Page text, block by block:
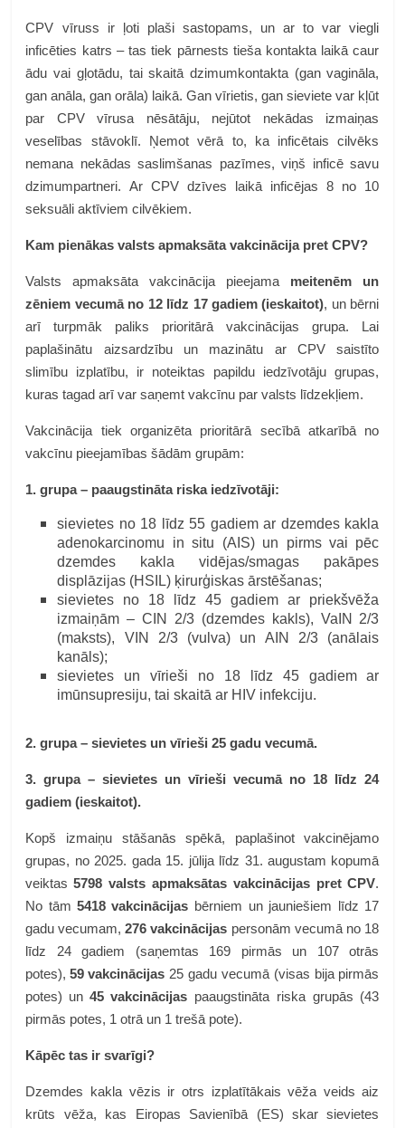
CPV vīruss ir ļoti plaši sastopams, un ar to var viegli
inficēties katrs – tas tiek pārnests tieša kontakta laikā caur
ādu vai gļotādu, tai skaitā dzimumkontakta (gan vagināla,
gan anāla, gan orāla) laikā. Gan vīrietis, gan sieviete var kļūt
par CPV vīrusa nēsātāju, nejūtot nekādas izmaiņas
veselības stāvoklī. Ņemot vērā to, ka inficētais cilvēks
nemana nekādas saslimšanas pazīmes, viņš inficē savu
dzimumpartneri. Ar CPV dzīves laikā inficējas 8 no 10
seksuāli aktīviem cilvēkiem.
Kam pienākas valsts apmaksāta vakcinācija pret CPV?
Valsts apmaksāta vakcinācija pieejama meitenēm un
zēniem vecumā no 12 līdz 17 gadiem (ieskaitot), un bērni
arī turpmāk paliks prioritārā vakcinācijas grupa. Lai
paplašinātu aizsardzību un mazinātu ar CPV saistīto
slimību izplatību, ir noteiktas papildu iedzīvotāju grupas,
kuras tagad arī var saņemt vakcīnu par valsts līdzekļiem.
Vakcinācija tiek organizēta prioritārā secībā atkarībā no
vakcīnu pieejamības šādām grupām:
1. grupa – paaugstināta riska iedzīvotāji:
sievietes no 18 līdz 55 gadiem ar dzemdes kakla
adenokarcinomu in situ (AIS) un pirms vai pēc
dzemdes kakla vidējas/smagas pakāpes
displāzijas (HSIL) ķirurģiskas ārstēšanas;
sievietes no 18 līdz 45 gadiem ar priekšvēža
izmaiņām – CIN 2/3 (dzemdes kakls), VaIN 2/3
(maksts), VIN 2/3 (vulva) un AIN 2/3 (anālais
kanāls);
sievietes un vīrieši no 18 līdz 45 gadiem ar
imūnsupresiju, tai skaitā ar HIV infekciju.
2. grupa – sievietes un vīrieši 25 gadu vecumā.
3. grupa – sievietes un vīrieši vecumā no 18 līdz 24
gadiem (ieskaitot).
Kopš izmaiņu stāšanās spēkā, paplašinot vakcinējamo
grupas, no 2025. gada 15. jūlija līdz 31. augustam kopumā
veiktas5798 valsts apmaksātas vakcinācijas pret CPV.
No tām5418 vakcinācijas bērniem un jauniešiem līdz 17
gadu vecumam,276 vakcinācijas personām vecumā no 18
līdz 24 gadiem (saņemtas 169 pirmās un 107 otrās
potes),59 vakcinācijas 25 gadu vecumā (visas bija pirmās
potes) un45 vakcinācijas paaugstināta riska grupās (43
pirmās potes, 1 otrā un 1 trešā pote).
Kāpēc tas ir svarīgi?
Dzemdes kakla vēzis ir otrs izplatītākais vēža veids aiz
krūts vēža, kas Eiropas Savienībā (ES) skar sievietes